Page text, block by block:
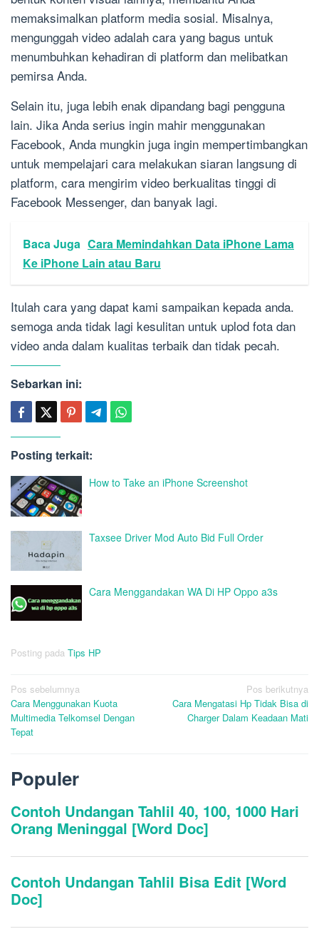
memaksimalkan platform media sosial. Misalnya,
mengunggah video adalah cara yang bagus untuk
menumbuhkan kehadiran di platform dan melibatkan
pemirsa Anda.
Selain itu, juga lebih enak dipandang bagi pengguna
lain. Jika Anda serius ingin mahir menggunakan
Facebook, Anda mungkin juga ingin mempertimbangkan
untuk mempelajari cara melakukan siaran langsung di
platform, cara mengirim video berkualitas tinggi di
Facebook Messenger, dan banyak lagi.
Baca Juga Cara Memindahkan Data iPhone Lama
Ke iPhone Lain atau Baru
Itulah cara yang dapat kami sampaikan kepada anda.
semoga anda tidak lagi kesulitan untuk uplod fota dan
video anda dalam kualitas terbaik dan tidak pecah.
Sebarkan ini:
Posting terkait:
How to Take an iPhone Screenshot
Taxsee Driver Mod Auto Bid Full Order
Cara Menggandakan WA Di HP Oppo a3s
Posting pada Tips HP
Navigasi
pos
Pos sebelumnya
Cara Menggunakan Kuota
Multimedia Telkomsel Dengan
Tepat
Pos berikutnya
Cara Mengatasi Hp Tidak Bisa di
Charger Dalam Keadaan Mati
Populer